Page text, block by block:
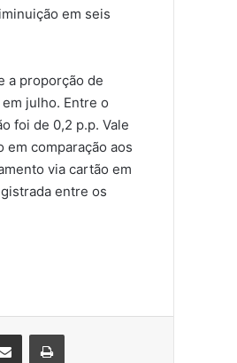
em seis
a proporção de
julho. Entre o
foi de 0,2 p.p. Vale
comparação aos
via cartão em
entre os
Compartilhar via e-mail Imprimir